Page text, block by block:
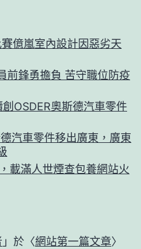
億嵐室內設計因惡劣天
前鋒勇擔負 苦守職位防疫
OSDER奧斯德汽車零件
汽車零件移出廣東，廣東
載滿人世煙查包養網站火
」於〈網站第一篇文章〉